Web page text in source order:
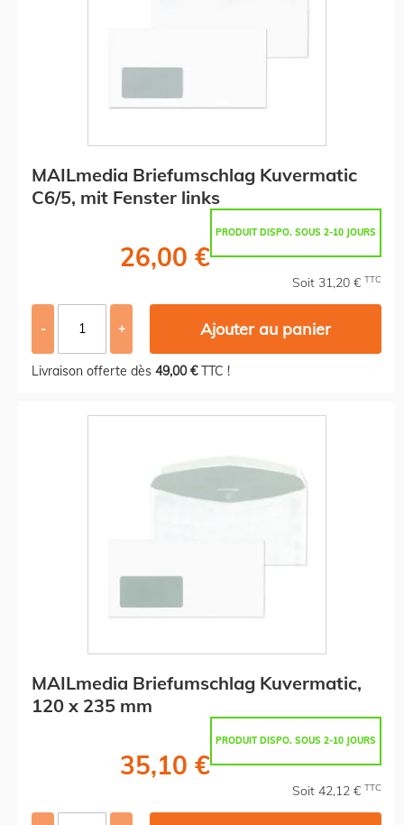
MAILmedia Briefumschlag Kuvermatic
C6/5, mit Fenster links
PRODUIT DISPO. SOUS 2-10 JOURS
26,00 €
Soit 31,20 € TTC
- + Ajouter au panier
Livraison offerte dès 49,00 €TTC !
MAILmedia Briefumschlag Kuvermatic,
120 x 235 mm
PRODUIT DISPO. SOUS 2-10 JOURS
35,10 €
Soit 42,12 € TTC